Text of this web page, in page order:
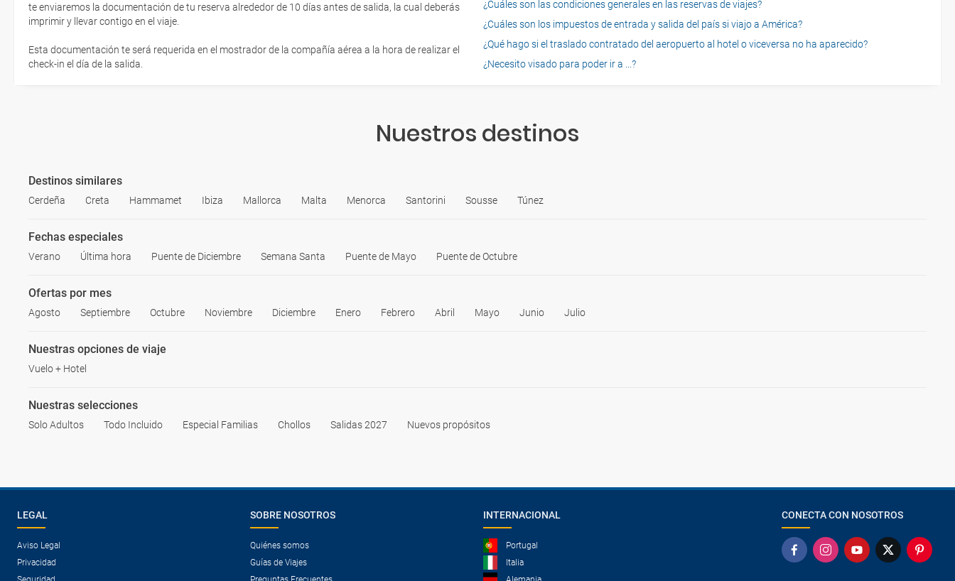
te enviaremos la documentación de tu reserva alrededor de 10 días antes de salida, la cual deberás
imprimir y llevar contigo en el viaje.
Esta documentación te será requerida en el mostrador de la compañía aérea a la hora de realizar el
check-in el día de la salida.
¿Cuáles son las condiciones generales en las reservas de viajes?
¿Cuáles son los impuestos de entrada y salida del país si viajo a América?
¿Qué hago si el traslado contratado del aeropuerto al hotel o viceversa no ha aparecido?
¿Necesito visado para poder ir a ...?
Nuestros destinos
Destinos similares
Cerdeña Creta Hammamet Ibiza Mallorca Malta Menorca Santorini Sousse Túnez
Fechas especiales
Verano Última hora Puente de Diciembre Semana Santa Puente de Mayo Puente de Octubre
Ofertas por mes
Agosto Septiembre Octubre Noviembre Diciembre Enero Febrero Abril Mayo Junio Julio
Nuestras opciones de viaje
Vuelo + Hotel
Nuestras selecciones
Solo Adultos Todo Incluido Especial Familias Chollos Salidas 2027 Nuevos propósitos
LEGAL
Aviso Legal
Privacidad
SOBRE NOSOTROS
Quiénes somos
Guías de Viajes
INTERNACIONAL
Portugal
Italia
CONECTA CON NOSOTROS